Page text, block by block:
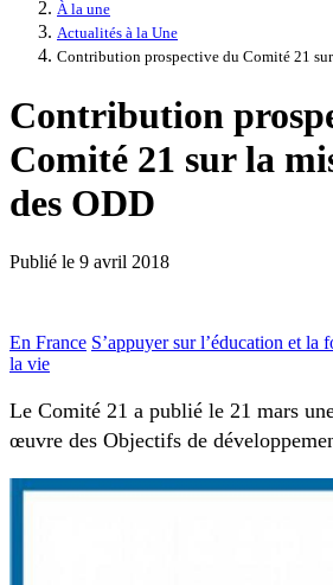
À la une
Actualités à la Une
Contribution prospective du Comité 21
Contribution
Comité 21 sur la
des ODD
Publié le 9 avril 2018
En France S’appuyer sur l’éducation et la
la vie
Le Comité 21 a publié le 21 mars
œuvre des Objectifs de